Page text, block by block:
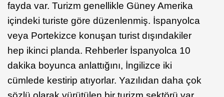
fayda var. Turizm genellikle Güney Amerika
içindeki turiste göre düzenlenmiş. İspanyolca
veya Portekizce konuşan turist dışındakiler
hep ikinci planda. Rehberler İspanyolca 10
dakika boyunca anlattığını, İngilizce iki
cümlede kestirip atıyorlar. Yazılıdan daha çok